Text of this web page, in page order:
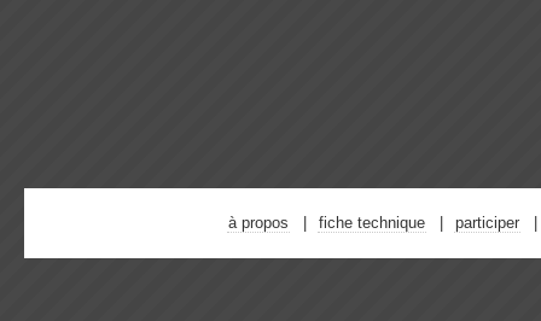
à propos fiche technique participer